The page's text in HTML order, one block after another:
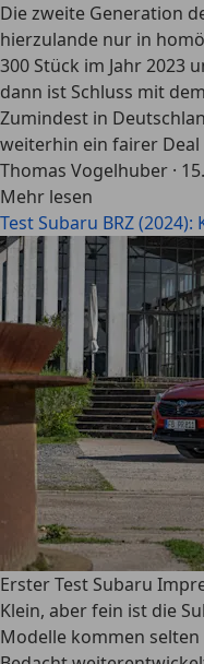
Die zweite Generation
hierzulande nur in
300 Stück im Jahr 2023
dann ist Schluss mit
Zumindest in
weiterhin ein fairer Deal
Thomas Vogelhuber ·
Mehr lesen
Test Subaru BRZ (2024):
Erster Test Subaru
Klein, aber fein ist die
Modelle kommen